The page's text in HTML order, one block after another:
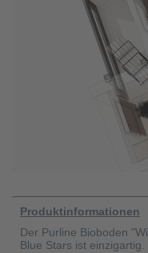
Produktinformationen
Der Purline Bioboden
Blue Stars ist einzigartig.